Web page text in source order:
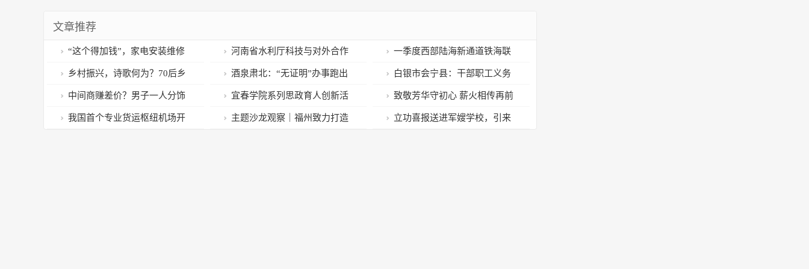
文章推荐
“这个得加钱”，家电安装维修
收费乱象何解？
河南省水利厅科技与对外合作
处处长王彦哲一行座谈交流
一季度西部陆海新通道铁海联
运班列发送集装箱货物量同比增
长11.7%
乡村振兴，诗歌何为？70后乡
村诗人王波诗歌研讨会举行
酒泉肃北：“无证明”办事跑出
人社务实为民“加速度”
白银市会宁县：干部职工义务
植树 苗木录入程序管理
中间商赚差价？男子一人分饰
两角骗取货款7200元
宜春学院系列思政育人创新活
动扮靓春日计划
致敬芳华守初心 薪火相传再前
行
我国首个专业货运枢纽机场开 主题沙龙观察｜福州致力打造 立功喜报送进军嫂学校，引来